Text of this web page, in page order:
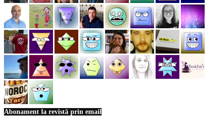
Abonament la revistă prin email